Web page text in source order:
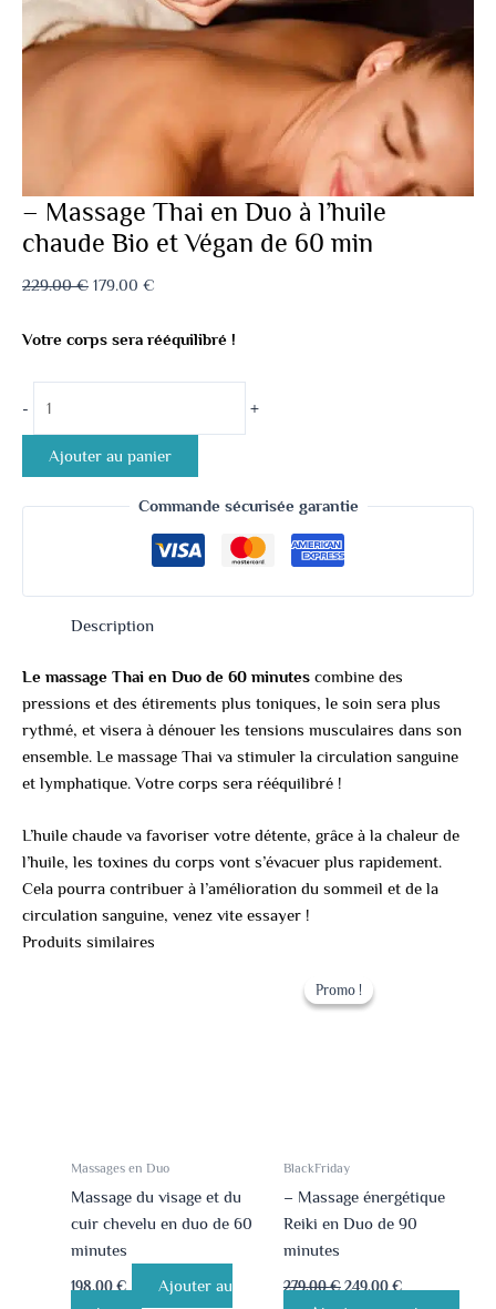
– Massage Thai en Duo à l’huile
chaude Bio et Végan de 60 min
229.00€ 179.00 €
Votre corps sera rééquilibré !
- +
Ajouter au panier
Commande sécurisée garantie
Description
Le massage Thai en Duo de 60 minutes combine des
pressions et des étirements plus toniques, le soin sera plus
rythmé, et visera à dénouer les tensions musculaires dans son
ensemble. Le massage Thai va stimuler la circulation sanguine
et lymphatique. Votre corps sera rééquilibré !
L’huile chaude va favoriser votre détente, grâce à la chaleur de
l’huile, les toxines du corps vont s’évacuer plus rapidement.
Cela pourra contribuer à l’amélioration du sommeil et de la
circulation sanguine, venez vite essayer !
Produits similaires
Massages en Duo
Massage du visage et du
cuir chevelu en duo de 60
minutes
198.00 €
Ajouter au
Promo !
Promo !
BlackFriday
– Massage énergétique
Reiki en Duo de 90
minutes
279.00€
prix
initial
249.00 €